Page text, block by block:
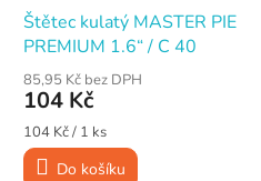
Štětec kulatý MASTER PIE
PREMIUM 1.6“ / C 40
85,95 Kč bez DPH
104 Kč
Měrná
cena:
104 Kč / 1 ks
Do košíku